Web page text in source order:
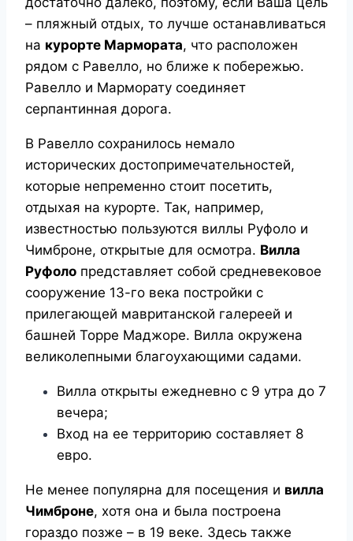
– пляжный отдых, то лучше останавливаться
на курорте Мармората, что расположен
рядом с Равелло, но ближе к побережью.
Равелло и Марморату соединяет
серпантинная дорога.
В Равелло сохранилось немало
исторических достопримечательностей,
которые непременно стоит посетить,
отдыхая на курорте. Так, например,
известностью пользуются виллы Руфоло и
Чимброне, открытые для осмотра. Вилла
Руфоло представляет собой средневековое
сооружение 13-го века постройки с
прилегающей мавританской галереей и
башней Торре Маджоре. Вилла окружена
великолепными благоухающими садами.
Вилла открыты ежедневно с 9 утра до 7
вечера;
Вход на ее территорию составляет 8
евро.
Не менее популярна для посещения и вилла
Чимброне, хотя она и была построена
гораздо позже – в 19 веке. Здесь также